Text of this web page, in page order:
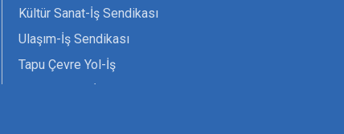
Kültür Sanat-İş Sendikası
Ulaşım-İş Sendikası
Tapu Çevre Yol-İş